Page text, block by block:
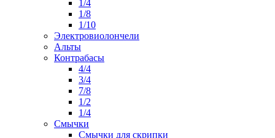
1/4
1/8
1/10
Электровиолончели
Альты
Контрабасы
4/4
3/4
7/8
1/2
1/4
Смычки
Смычки для скрипки